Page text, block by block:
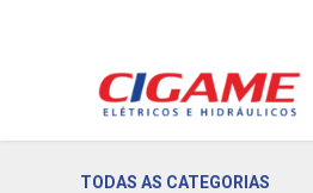
TODAS AS CATEGORIAS